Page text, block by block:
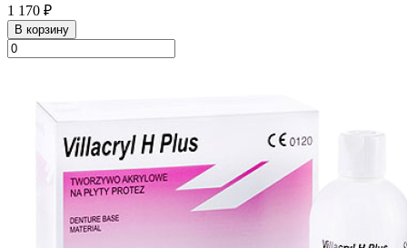
1 170 ₽
В корзину